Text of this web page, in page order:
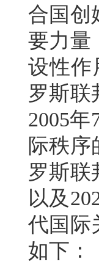
合国创
要力量
设性作
罗斯联
2005
际秩序
罗斯联
以及
代国际
如下：